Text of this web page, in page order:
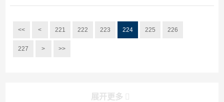
<< < 221 222 223 224 225 226
227 > >>
展开更多